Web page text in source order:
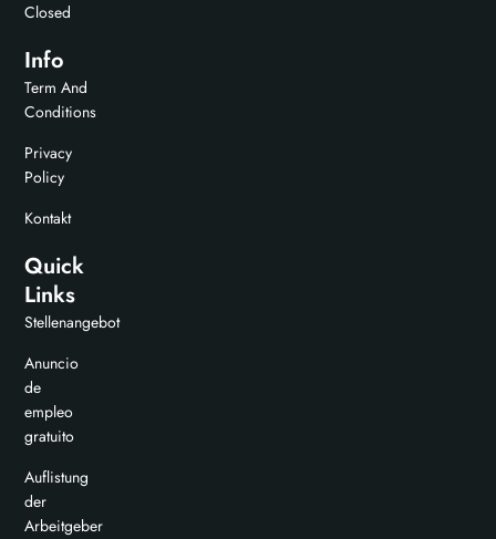
Closed
Info
Term And
Conditions
Privacy
Policy
Kontakt
Quick
Links
Stellenangebot
Anuncio
de
empleo
gratuito
Auflistung
der
Arbeitgeber